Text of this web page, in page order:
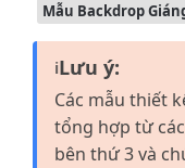
Mẫu Backdrop
ℹLưu ý:
Các mẫu thiết
tổng hợp từ
bên thứ 3 và